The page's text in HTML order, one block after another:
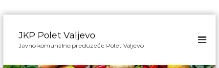
JKP Polet Valjevo
Javno komunalno preduzeće Polet Valjevo